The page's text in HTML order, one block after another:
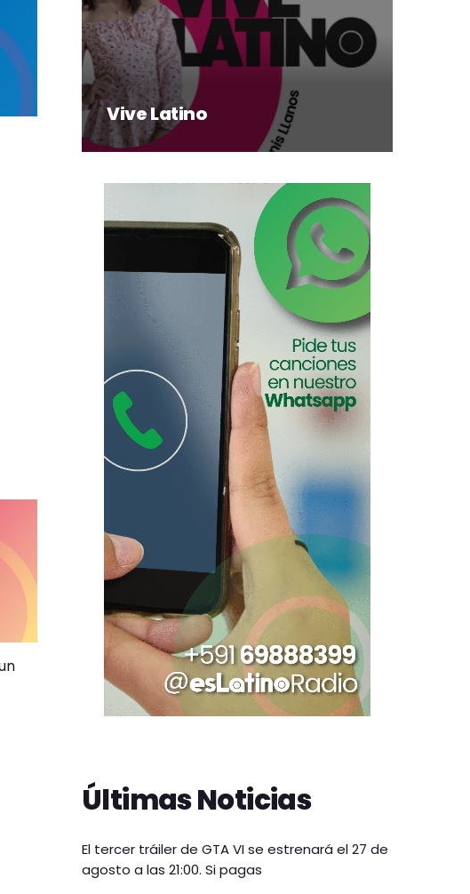
Vive Latino
Últimas Noticias
El tercer tráiler de GTA VI se estrenará el 27 de
agosto a las 21:00. Si pagas